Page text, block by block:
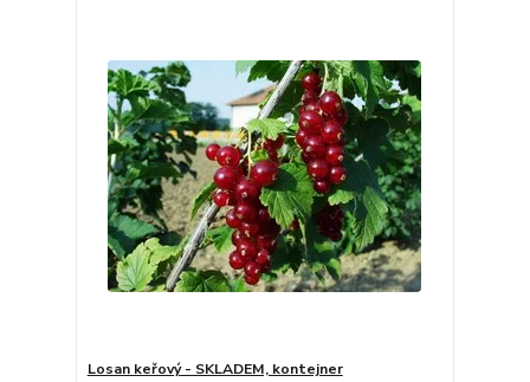
Losan keřový - SKLADEM, kontejner